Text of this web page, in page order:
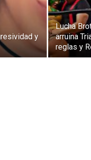
y
Lucha
arruina
reglas y